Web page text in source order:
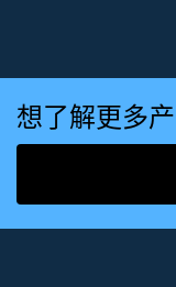
想了解更多